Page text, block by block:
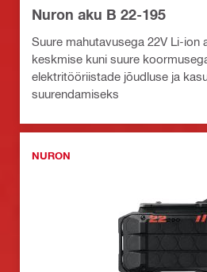
Nuron aku B 22-195
Suure mahutavusega 22V Li-ion
keskmise kuni suure
elektritööriistade jõudluse ja
suurendamiseks
NURON